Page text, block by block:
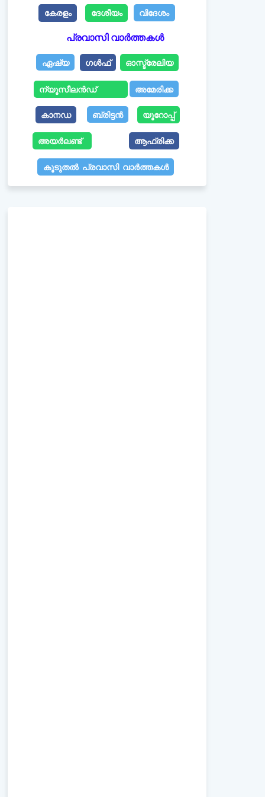
കേരളം ദേശീയം വിദേശം
പ്രവാസി വാർത്തകൾ
ഏഷ്യ ഗൾഫ് ഓസ്ട്രേലിയ
ന്യൂസീലൻഡ് അമേരിക്ക
കാനഡ ബ്രിട്ടൻ യൂറോപ്പ്
അയർലണ്ട് ആഫ്രിക്ക
കൂടുതൽ പ്രവാസി വാർത്തകൾ